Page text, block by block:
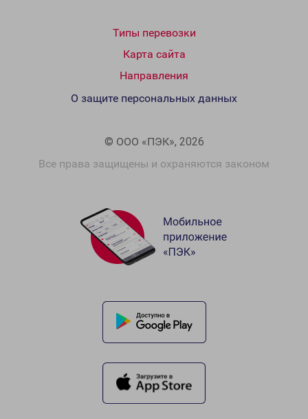
Типы перевозки
Карта сайта
Направления
© ООО «ПЭК», 2026
Все права защищены и охраняются законом
О защите персональных данных